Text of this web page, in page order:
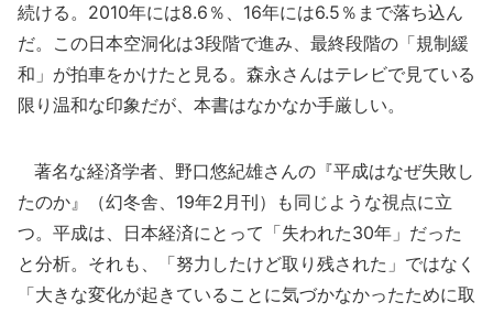
続ける。2010年には8.6％、16年には6.5％まで落ち込ん
だ。この日本空洞化は3段階で進み、最終段階の「規制緩
和」が拍車をかけたと見る。森永さんはテレビで見ている
限り温和な印象だが、本書はなかなか手厳しい。
著名な経済学者、野口悠紀雄さんの『平成はなぜ失敗し
たのか』（幻冬舎、19年2月刊）も同じような視点に立
つ。平成は、日本経済にとって「失われた30年」だった
と分析。それも、「努力したけど取り残された」ではなく
「大きな変化が起きていることに気づかなかったために取